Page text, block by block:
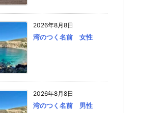
2026年8月8日
湾のつく名前 女性
2026年8月8日
湾のつく名前 男性